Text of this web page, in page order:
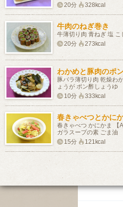
20分
328kcal
牛肉のねぎ巻き
牛薄切り肉 青ねぎ 塩
20分
273kcal
わかめと豚肉のポ
豚バラ薄切り肉 乾燥わ
ょうが ポン酢しょうゆ
10分
333kcal
春きゃべつとかに
春きゃべつ かにかま 【
ガラスープの素 ごま
15分
121kcal